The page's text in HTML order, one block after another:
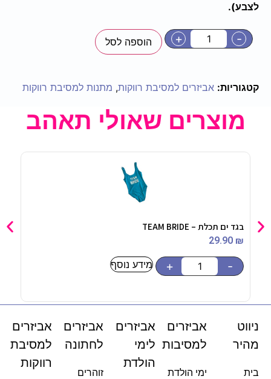
לצבע).
-
+ הוספה לסל
קטגוריות: אביזרים למסיבת רווקות, מתנות למסיבת רווקות
מוצרים שאולי תאהב
בגד ים תכלת – TEAM BRIDE
29.90 ₪
-
+ מידע נוסף
ניווט
מהיר
בית
אביזרים
למסיבות
ימי הולדת
אביזרים
לימי
הולדת
אביזרים
לחתונה
זוהרים
אביזרים
למסיבת
רווקות